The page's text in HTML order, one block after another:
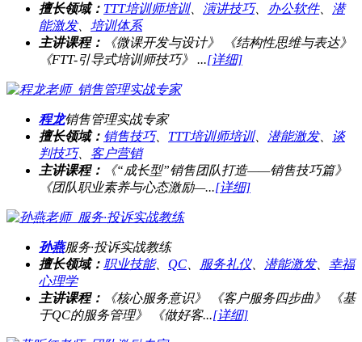
擅长领域： TTT培训师培训、 演讲技巧、 办公软件、
潜
能激发、 培训体系
主讲课程：
《微课开发与设计》 《结构性思维与表达》
《FTT-引导式培训师技巧》 ...[详细]
程龙销售管理实战专家
擅长领域： 销售技巧、 TTT培训师培训、 潜能激发、
谈
判技巧、 客户营销
主讲课程：
《“成长型”销售团队打造——销售技巧篇》
《团队职业素养与心态激励—...[详细]
孙燕服务·投诉实战教练
擅长领域： 职业技能、 QC、 服务礼仪、 潜能激发、 幸福
心理学
主讲课程：
《核心服务意识》 《客户服务四步曲》 《基
于QC的服务管理》 《做好客...[详细]